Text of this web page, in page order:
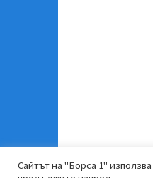
Сайтът на "Борса 1"